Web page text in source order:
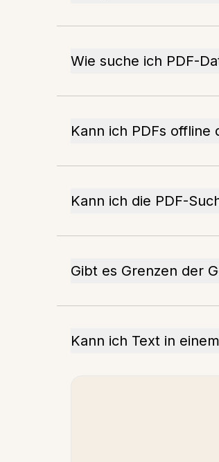
Wie suche ich PDF-
Kann ich PDFs offline
Kann ich die PDF-
Gibt es Grenzen der
Kann ich Text in